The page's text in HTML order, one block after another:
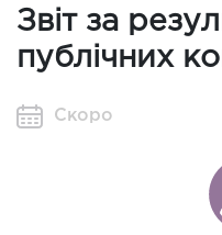
Звіт за
публічних
Скоро